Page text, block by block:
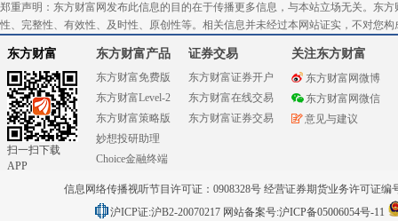
郑重声明：东方财富网发布此信息的目的在于传播更多信息，与本站立场无关。东
性、完整性、有效性、及时性、原创性等。相关信息并未经过本网站证实，不对您
东方财富
扫一扫下载
APP
东方财富产品
东方财富免费版
东方财富Level-2
东方财富策略版
妙想投研助理
Choice金融终端
证券交易
东方财富证券开户
东方财富在线交易
东方财富证券交易
关注东方财富
东方财富网微博
东方财富网微信
意见与建议
信息网络传播视听节目许可证：0908328号 经营证券期货业务许可证编
沪ICP证:沪B2-20070217 网站备案号:沪ICP备05006054号-11